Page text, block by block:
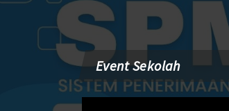
Event Sekolah
Pemutar